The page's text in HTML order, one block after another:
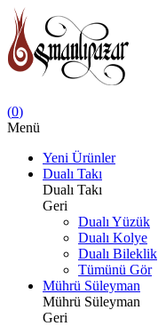
(0)
Menü
Yeni Ürünler
Dualı Takı
Dualı Takı
Geri
Dualı Yüzük
Dualı Kolye
Dualı Bileklik
Tümünü Gör
Mührü Süleyman
Mührü Süleyman
Geri